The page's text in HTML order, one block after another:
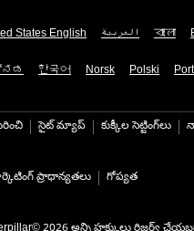
States English العربية বাংলা
한국어 Norsk Polski
సైట్ మ్యాప్ కుక్కీల సెట్టింగ్‌లు
ప్రాధాన్యతలు గోప్యత